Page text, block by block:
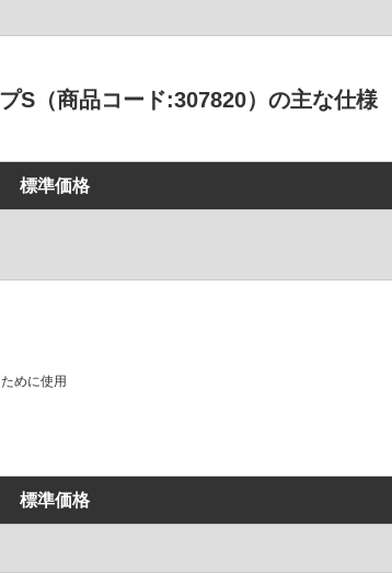
S（商品コード:307820）の主な仕様
標準価格
めに使用
標準価格